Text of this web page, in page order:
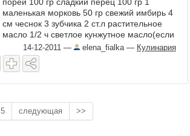
маленькая морковь 50 гр свежий имбирь 4
см чеснок 3 зубчика 2 ст.л растительное
масло 1/2 ч светлое кунжутное масло(если
масло тёмное,тогда 1/4 ...
14-12-2011 — elena_fialka— Кулинария
5 следующая >>